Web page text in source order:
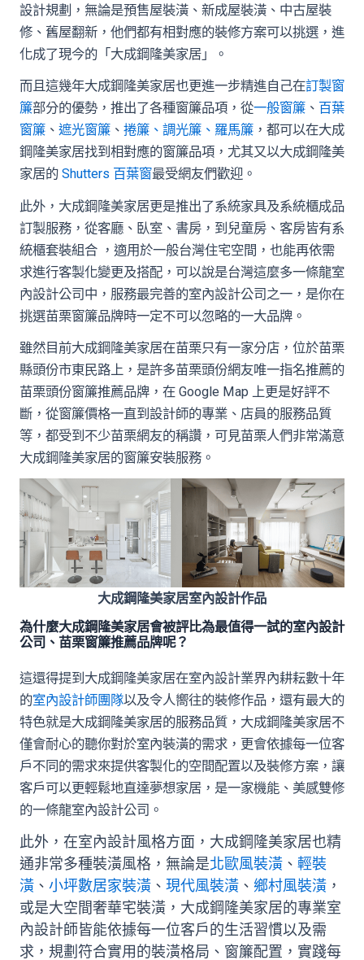
設計規劃，無論是預售屋裝潢、新成屋裝潢、中古屋裝
修、舊屋翻新，他們都有相對應的裝修方案可以挑選，進
化成了現今的「大成鋼隆美家居」。
而且這幾年大成鋼隆美家居也更進一步精進自己在訂製窗
簾部分的優勢，推出了各種窗簾品項，從一般窗簾、 百葉
窗簾、 遮光窗簾、 捲簾、調光簾、羅馬簾，都可以在大成
鋼隆美家居找到相對應的窗簾品項，尤其又以大成鋼隆美
家居的 Shutters 百葉窗最受網友們歡迎。
此外，大成鋼隆美家居更是推出了系統家具及系統櫃成品
訂製服務，從客廳、臥室、書房，到兒童房、客房皆有系
統櫃套裝組合 ，適用於一般台灣住宅空間，也能再依需
求進行客製化變更及搭配，可以說是台灣這麼多一條龍室
內設計公司中，服務最完善的室內設計公司之一，是你在
挑選苗栗窗簾品牌時一定不可以忽略的一大品牌。
雖然目前大成鋼隆美家居在苗栗只有一家分店，位於苗栗
縣頭份市東民路上，是許多苗栗頭份網友唯一指名推薦的
苗栗頭份窗簾推薦品牌，在 Google Map 上更是好評不
斷，從窗簾價格一直到設計師的專業、店員的服務品質
等，都受到不少苗栗網友的稱讚，可見苗栗人們非常滿意
大成鋼隆美家居的窗簾安裝服務。
大成鋼隆美家居室內設計作品
為什麼大成鋼隆美家居會被評比為最值得一試的室內設計
公司、苗栗窗簾推薦品牌呢？
這還得提到大成鋼隆美家居在室內設計業界內耕耘數十年
的室內設計師團隊以及令人嚮往的裝修作品，還有最大的
特色就是大成鋼隆美家居的服務品質，大成鋼隆美家居不
僅會耐心的聽你對於室內裝潢的需求，更會依據每一位客
戶不同的需求來提供客製化的空間配置以及裝修方案，讓
客戶可以更輕鬆地直達夢想家居，是一家機能、美感雙修
的一條龍室內設計公司。
此外，在室內設計風格方面，大成鋼隆美家居也精
通非常多種裝潢風格，無論是北歐風裝潢、 輕裝
潢、 小坪數居家裝潢、 現代風裝潢、 鄉村風裝潢，
或是大空間奢華宅裝潢，大成鋼隆美家居的專業室
內設計師皆能依據每一位客戶的生活習慣以及需
求，規劃符合實用的裝潢格局、窗簾配置，實踐每